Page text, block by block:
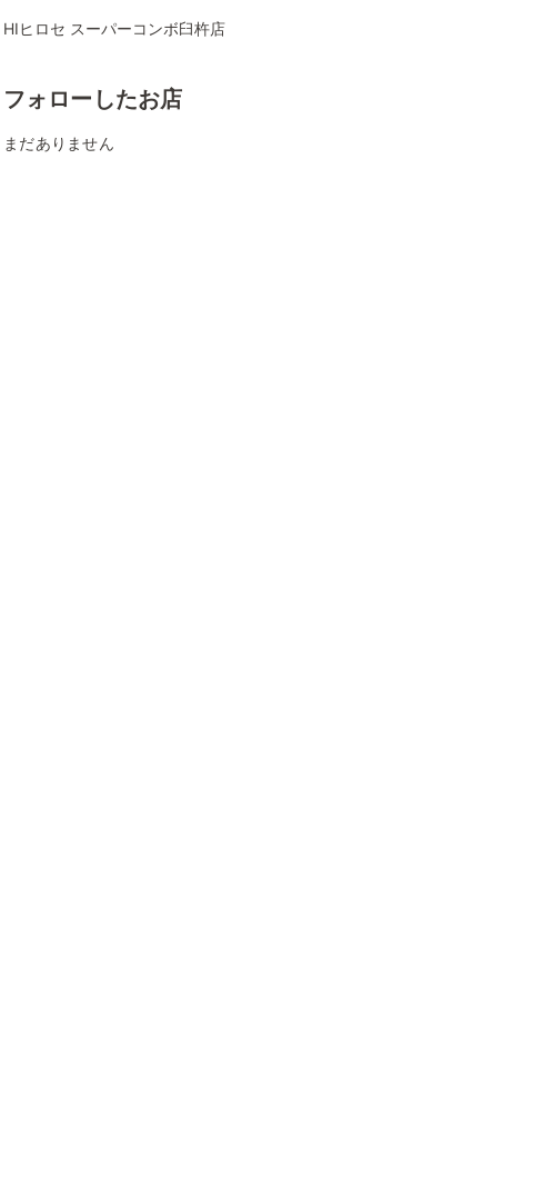
HIヒロセ スーパーコンボ臼杵店
フォローしたお店
まだありません